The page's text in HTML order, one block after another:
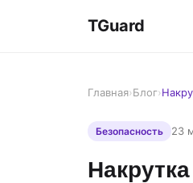
TGuard
Главная›Блог›
Безопасность 23